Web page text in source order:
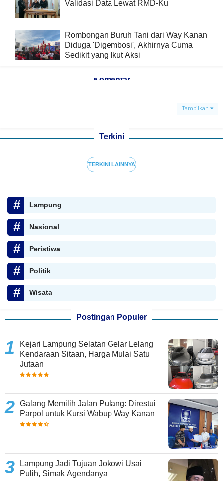
Validasi Data Lewat RMD-Ku
Rombongan Buruh Tani dari Way Kanan
Diduga 'Digembosi', Akhirnya Cuma
Sedikit yang Ikut Aksi
Komentar
Tampilkan
Terkini
TERKINI LAINNYA
Lampung
Nasional
Peristiwa
Politik
Wisata
Postingan Populer
Kejari Lampung Selatan Gelar Lelang
Kendaraan Sitaan, Harga Mulai Satu
Jutaan
Galang Memilih Jalan Pulang: Direstui
Parpol untuk Kursi Wabup Way Kanan
Lampung Jadi Tujuan Jokowi Usai
Pulih, Simak Agendanya